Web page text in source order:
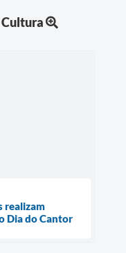
Cultura
realizam
Dia do Cantor